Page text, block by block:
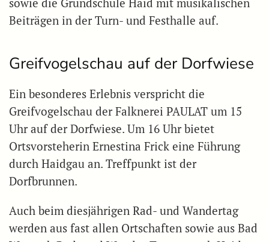
sowie die Grundschule Haid mit musikalischen
Beiträgen in der Turn- und Festhalle auf.
Greifvogelschau auf der Dorfwiese
Ein besonderes Erlebnis verspricht die
Greifvogelschau der Falknerei PAULAT um 15
Uhr auf der Dorfwiese. Um 16 Uhr bietet
Ortsvorsteherin Ernestina Frick eine Führung
durch Haidgau an. Treffpunkt ist der
Dorfbrunnen.
Auch beim diesjährigen Rad- und Wandertag
werden aus fast allen Ortschaften sowie aus Bad